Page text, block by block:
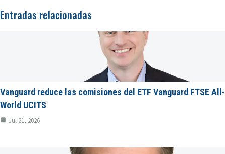
Entradas relacionadas
Vanguard reduce las comisiones del ETF Vanguard FTSE All-
World UCITS
Jul 21, 2026